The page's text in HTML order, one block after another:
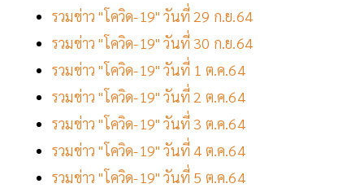
รวมข่าว "โควิด-19" วันที่ 29 ก.ย.64
รวมข่าว "โควิด-19" วันที่ 30 ก.ย.64
รวมข่าว "โควิด-19" วันที่ 1 ต.ค.64
รวมข่าว "โควิด-19" วันที่ 2 ต.ค.64
รวมข่าว "โควิด-19" วันที่ 3 ต.ค.64
รวมข่าว "โควิด-19" วันที่ 4 ต.ค.64
รวมข่าว "โควิด-19" วันที่ 5 ต.ค.64